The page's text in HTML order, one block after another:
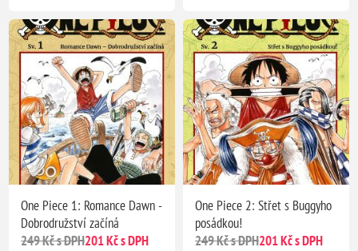
One Piece 1: Romance Dawn -
Dobrodružství začíná
249 Kč s DPH201 Kč s DPH
One Piece 2: Střet s Buggyho
posádkou!
249 Kč s DPH201 Kč s DPH